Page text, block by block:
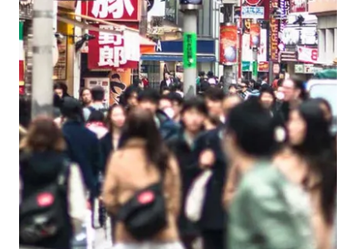
Programas
Ver todo lo que hacemos
Oficinas
Encuentra una oficina
Sobre nosotros
Quiénes somos
Trabajos
Únete al equipo